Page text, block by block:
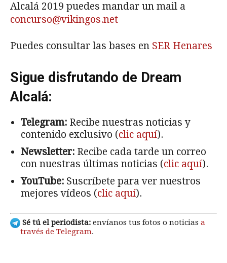
Alcalá 2019 puedes mandar un mail a
concurso@vikingos.net
Puedes consultar las bases en SER Henares
Sigue disfrutando de Dream
Alcalá:
Telegram: Recibe nuestras noticias y
contenido exclusivo (clic aquí).
Newsletter: Recibe cada tarde un correo
con nuestras últimas noticias (clic aquí).
YouTube: Suscríbete para ver nuestros
mejores vídeos (clic aquí).
Sé tú el periodista: envíanos tus fotos o noticias a
través de Telegram.